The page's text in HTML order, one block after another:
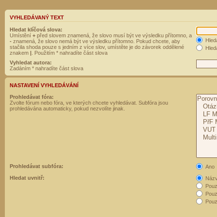
VYHLEDÁVANÝ TEXT
Hledat klíčová slova:
Umístění + před slovem znamená, že slovo musí být ve výsledku přítomno, a
- znamená, že slovo nemá být ve výsledku přítomno. Pokud chcete, aby
stačila shoda pouze s jedním z více slov, umístěte je do závorek oddělené
znakem | . Použitím * nahradíte část slova
Vyhledat autora:
Zadáním * nahradíte část slova
NASTAVENÍ VYHLEDÁVÁNÍ
Prohledávat fóra:
Zvolte fórum nebo fóra, ve kterých chcete vyhledávat. Subfóra jsou
prohledávána automaticky, pokud nezvolíte jinak.
Prohledávat subfóra:
Ano
Hledat uvnitř: